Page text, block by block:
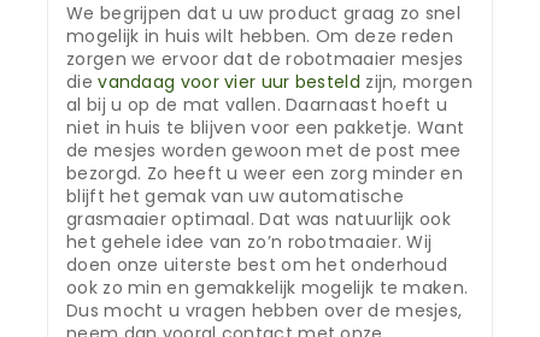
We begrijpen dat u uw product graag zo snel
mogelijk in huis wilt hebben. Om deze reden
zorgen we ervoor dat de robotmaaier mesjes
dievandaag voor vier uur besteld zijn, morgen
al bij u op de mat vallen. Daarnaast hoeft u
niet in huis te blijven voor een pakketje. Want
de mesjes worden gewoon met de post mee
bezorgd. Zo heeft u weer een zorg minder en
blijft het gemak van uw automatische
grasmaaier optimaal. Dat was natuurlijk ook
het gehele idee van zo’n robotmaaier. Wij
doen onze uiterste best om het onderhoud
ook zo min en gemakkelijk mogelijk te maken.
Dus mocht u vragen hebben over de mesjes,